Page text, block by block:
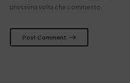
prossima volta che commento.
Post Comment